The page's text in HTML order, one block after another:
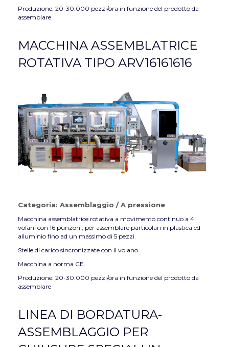
Produzione: 20-30.000 pezzi/ora in funzione del prodotto da
assemblare
MACCHINA ASSEMBLATRICE
ROTATIVA TIPO ARV16161616
Categoria: Assemblaggio /A pressione
Macchina assemblatrice rotativa a movimento continuo a 4
volani con 16 punzoni, per assemblare particolari in plastica ed
alluminio fino ad un massimo di 5 pezzi.
Stelle di carico sincronizzate con il volano.
Macchina a norma CE.
Produzione: 20-30.000 pezzi/ora in funzione del prodotto da
assemblare
LINEA DI BORDATURA-
ASSEMBLAGGIO PER